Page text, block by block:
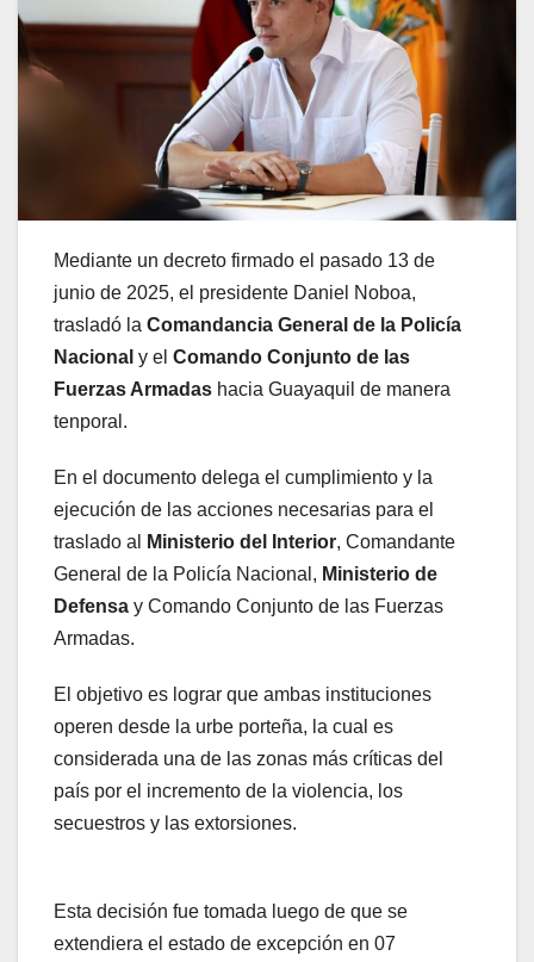
Mediante un decreto firmado el pasado 13 de
junio de 2025, el presidente Daniel Noboa,
trasladó la Comandancia General de la Policía
Nacional y el Comando Conjunto de las
Fuerzas Armadas hacia Guayaquil de manera
tenporal.
En el documento delega el cumplimiento y la
ejecución de las acciones necesarias para el
traslado al
Ministerio del Interior, Comandante
General de la Policía Nacional, Ministerio de
Defensa y Comando Conjunto de las Fuerzas
Armadas.
El objetivo es lograr que ambas instituciones
operen desde la urbe porteña, la cual es
considerada una de las zonas más críticas del
país por el incremento de la violencia, los
secuestros y las extorsiones.
Esta decisión fue tomada luego de que se
extendiera el estado de excepción en 07